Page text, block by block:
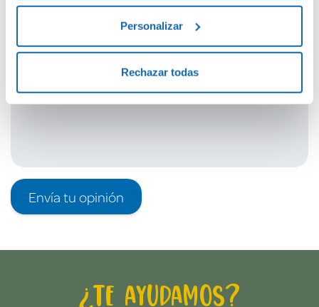
Personalizar
Rechazar todas
Debes iniciar sesión para poder valorarlo
Envía tu opinión
¿Te ayudamos?